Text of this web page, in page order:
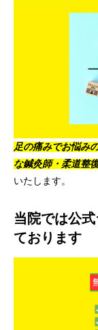
足の痛みでお悩み
な鍼灸師・柔道整
いたします。
当院では公
ております